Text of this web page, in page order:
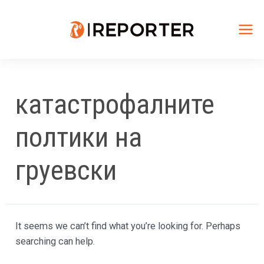
катастрофалните
полтики на
груевски
It seems we can’t find what you’re looking for. Perhaps
searching can help.